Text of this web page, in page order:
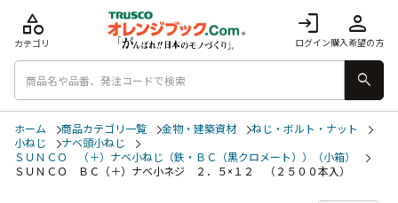
login
ログイン
person
購入希望の方
category
カテゴリ
search
ホーム 商品カテゴリ一覧 金物・建築資材
ねじ・ボルト・ナット
小ねじ
ナベ頭小ねじ
ＳＵＮＣＯ （＋）ナベ小ねじ（鉄・ＢＣ（黒クロメート））（小箱）
ＳＵＮＣＯ ＢＣ（＋）ナベ小ネジ ２．５×１２ （２５００本入）